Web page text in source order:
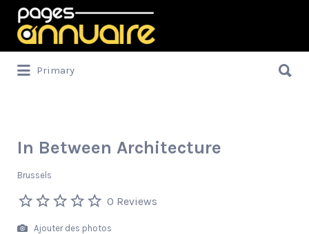
Rechercher:
Primary
In Between Architecture
Brussels
0 Reviews
Ajouter des photos